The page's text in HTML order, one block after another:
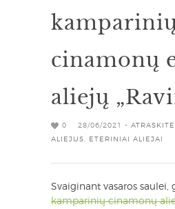
cinamonų
aliejų
0 28/06/2021 -
ALIEJUS
ETERINIAI ALIEJAI
Svaiginant vasaros saulei,
kamparinių cinamonų